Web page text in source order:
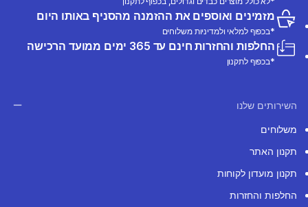
מזמינים ואוספים את ההזמנה מהסניף באותו היום
*בכפוף למלאי ולמדיניות משלוחים
החלפות והחזרות חינם עד 365 ימים ממועד הרכישה
*בכפוף לתקנון
השירותים שלנו
משלוחים
תקנון האתר
תקנון מועדון לקוחות
החלפות והחזרות